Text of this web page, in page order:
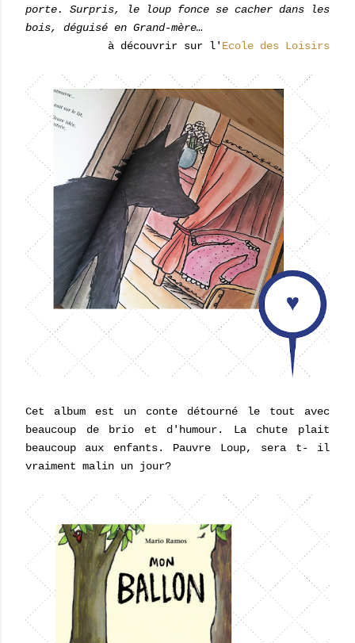
porte. Surpris, le loup fonce se cacher dans les
bois, déguisé en Grand-mère…
à découvrir sur l' Ecole des Loisirs
Cet album est un conte détourné le tout avec
beaucoup de brio et d'humour. La chute plait
beaucoup aux enfants. Pauvre Loup, sera t- il
vraiment malin un jour?